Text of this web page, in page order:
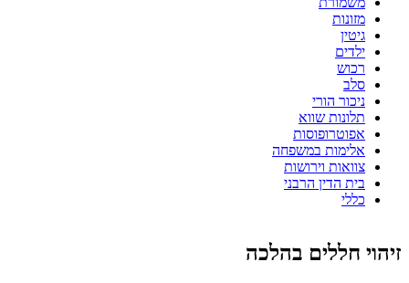
מזונות
גיטין
ילדים
רכוש
סלב
ניכור הורי
תלונות שווא
אפוטרופוסות
אלימות במשפחה
צוואות וירושות
בית הדין הרבני
כללי
זיהוי חללים בהלכה